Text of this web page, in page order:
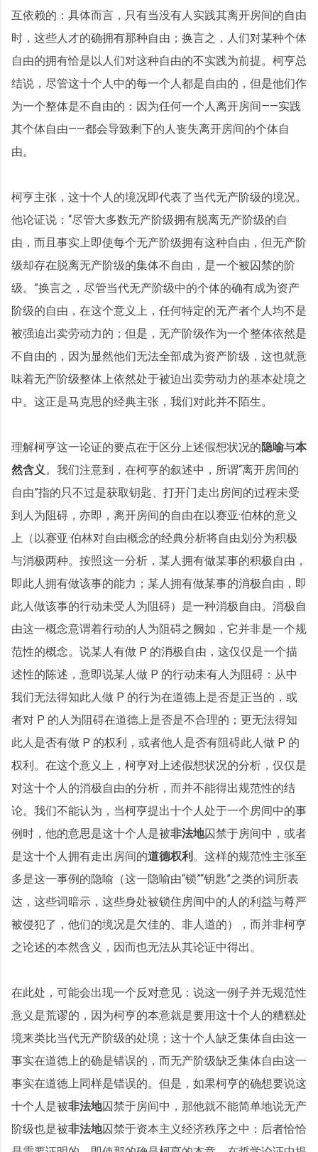
互依赖的：具体而言，只有当没有人实践其离开房间的自由
时，这些人才的确拥有那种自由；换言之，人们对某种个体
自由的拥有恰是以人们对这种自由的不实践为前提。柯亨总
结说，尽管这十个人中的每一个人都是自由的，但是他们作
为一个整体是不自由的：因为任何一个人离开房间——实践
其个体自由——都会导致剩下的人丧失离开房间的个体自
由。
柯亨主张，这十个人的境况即代表了当代无产阶级的境况。
他论证说：“尽管大多数无产阶级拥有脱离无产阶级的自
由，而且事实上即使每个无产阶级拥有这种自由，但无产阶
级却存在脱离无产阶级的集体不自由，是一个被囚禁的阶
级。”换言之，尽管当代无产阶级中的个体的确有成为资产
阶级的自由，在这个意义上，任何特定的无产者个人均不是
被强迫出卖劳动力的；但是，无产阶级作为一个整体依然是
不自由的，因为显然他们无法全部成为资产阶级，这也就意
味着无产阶级整体上依然处于被迫出卖劳动力的基本处境之
中。这正是马克思的经典主张，我们对此并不陌生。
理解柯亨这一论证的要点在于区分上述假想状况的隐喻与本
然含义。我们注意到，在柯亨的叙述中，所谓“离开房间的
自由”指的只不过是获取钥匙、打开门走出房间的过程未受
到人为阻碍，亦即，离开房间的自由在以赛亚·伯林的意义
上（以赛亚·伯林对自由概念的经典分析将自由划分为积极
与消极两种。按照这一分析，某人拥有做某事的积极自由，
即此人拥有做该事的能力；某人拥有做某事的消极自由，即
此人做该事的行动未受人为阻碍）是一种消极自由。消极自
由这一概念意谓着行动的人为阻碍之阙如，它并非是一个规
范性的概念。说某人有做 P 的消极自由，这仅仅是一个描
述性的陈述，意即说某人做 P 的行动未有人为阻碍：从中
我们无法得知此人做 P 的行为在道德上是否是正当的，或
者对 P 的人为阻碍在道德上是否是不合理的；更无法得知
此人是否有做 P 的权利，或者他人是否有阻碍此人做 P 的
权利。在这个意义上，柯亨对上述假想状况的分析，仅仅是
对这十个人的消极自由的分析，而并不能得出规范性的结
论。我们不能认为，当柯亨提出十个人处于一个房间中的事
例时，他的意思是这十个人是被非法地囚禁于房间中，或者
是这十个人拥有走出房间的道德权利 。这样的规范性主张至
多是这一事例的隐喻（这一隐喻由“锁”“钥匙”之类的词所表
达，这些词暗示，这些身处被锁住房间中的人的利益与尊严
被侵犯了，他们的境况是欠佳的、非人道的），而并非柯亨
之论述的本然含义，因而也无法从其论证中得出。
在此处，可能会出现一个反对意见：说这一例子并无规范性
意义是荒谬的，因为柯亨的本意就是要用这十个人的糟糕处
境来类比当代无产阶级的处境；这十个人缺乏集体自由这一
事实在道德上的确是错误的，而无产阶级缺乏集体自由这一
事实在道德上同样是错误的。但是，如果柯亨的确想要说这
十个人是被非法地囚禁于房间中，那他就不能简单地说无产
阶级也是被非法地囚禁于资本主义经济秩序之中：后者恰恰